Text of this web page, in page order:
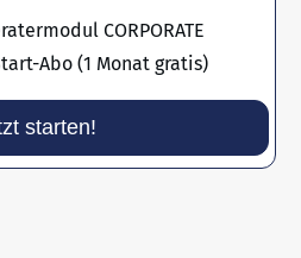
CORPORATE
Abo (1 Monat gratis)
starten!